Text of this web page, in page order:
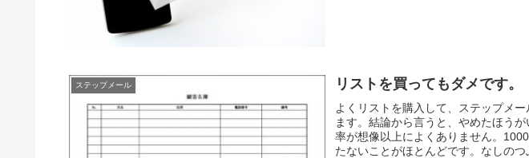
ステップメール リストを買ってもダメです。
よくリストを購入して、ステップメ
ます。結論から言うと、やめたほう
率が想像以上によくありません。
たないことがほとんどです。なしのつ